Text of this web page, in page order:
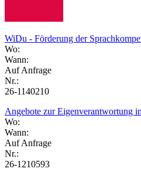
WiDu - Förderung der
Wo:
Wann:
Auf Anfrage
Nr.:
26-1140210
Angebote zur Eigenverantwortung
Wo:
Wann:
Auf Anfrage
Nr.:
26-1210593